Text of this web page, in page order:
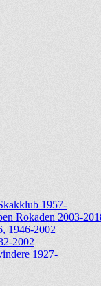
1957-
Rokaden 2003-
1946-2002
2002
1927-